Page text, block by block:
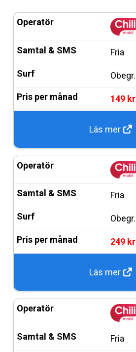
Fria
Obegr.
149 kr
Läs mer
Fria
Obegr.
249 kr
Läs mer
Fria